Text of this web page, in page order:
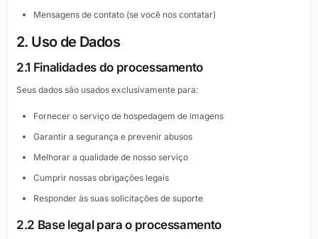
Mensagens de contato (se você nos contatar)
2. Uso de Dados
2.1 Finalidades do processamento
Seus dados são usados exclusivamente para:
Fornecer o serviço de hospedagem de imagens
Garantir a segurança e prevenir abusos
Melhorar a qualidade de nosso serviço
Cumprir nossas obrigações legais
Responder às suas solicitações de suporte
2.2 Base legal para o processamento